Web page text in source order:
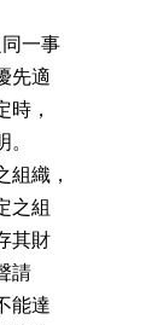
同一事
先適
時，
。
組織，
之組
其財
請
能達